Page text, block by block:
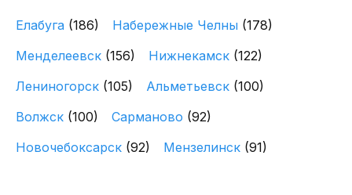
Елабуга (186) Набережные Челны (178)
Менделеевск (156) Нижнекамск (122)
Лениногорск (105) Альметьевск (100)
Волжск (100) Сарманово (92)
Новочебоксарск (92) Мензелинск (91)